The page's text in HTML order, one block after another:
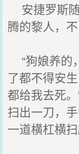
安捷罗斯
腾的黎人，
“狗娘养的
了都不得安
都给我去死
扫出一刀，
一道横杠横